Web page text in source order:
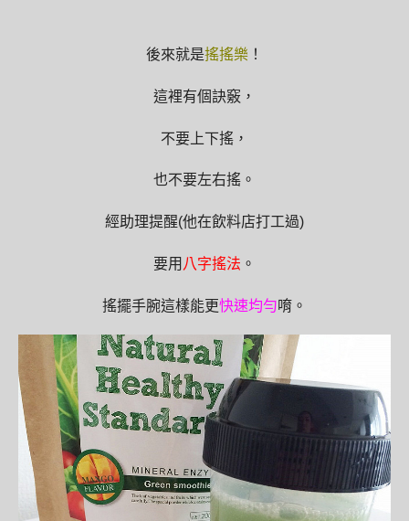
後來就是搖搖樂 ！
這裡有個訣竅，
不要上下搖，
也不要左右搖。
經助理提醒(他在飲料店打工過)
要用 八字搖法 。
搖擺手腕這樣能更快速均勻唷。